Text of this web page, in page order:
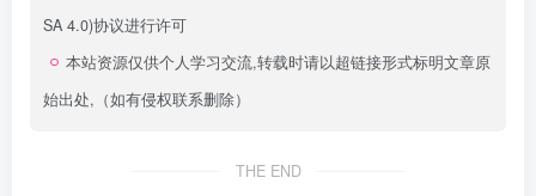
SA 4.0)协议进行许可
本站资源仅供个人学习交流,转载时请以超链接形式标明文章原
始出处,（如有侵权联系删除）
THE END